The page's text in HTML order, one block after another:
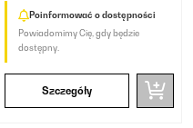
Poinformować o dostępności
Powiadomimy Cię, gdy będzie
dostępny.
Szczegóły